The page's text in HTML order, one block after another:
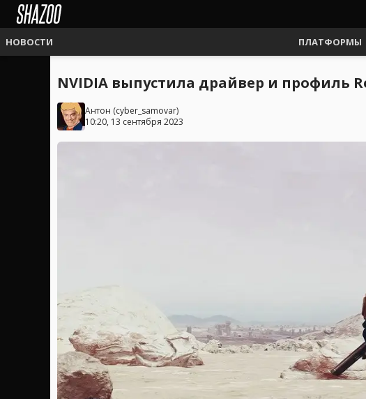
НОВОСТИ ПЛАТФОРМЫ
NVIDIA выпустила драйвер и профиль
Антон (cyber_samovar)
10:20, 13 сентября 2023